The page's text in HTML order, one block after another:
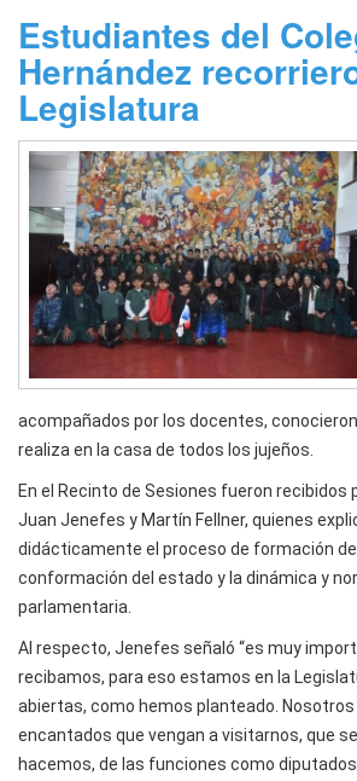
Estudiantes del
Hernández
Legislatura
acompañados por los docentes,
realiza en la casa de todos los jujeños.
En el Recinto de Sesiones fueron recibidos
Juan Jenefes y Martín Fellner, quienes
didácticamente el proceso de formación de
conformación del estado y la dinámica y
parlamentaria.
Al respecto, Jenefes señaló “es muy
recibamos, para eso estamos en la
abiertas, como hemos planteado.
encantados que vengan a visitarnos, que
hacemos, de las funciones como